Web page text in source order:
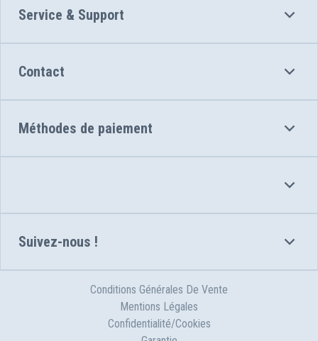
Service & Support
Contact
Méthodes de paiement
Suivez-nous !
Conditions Générales De Vente
Mentions Légales
Confidentialité/Cookies